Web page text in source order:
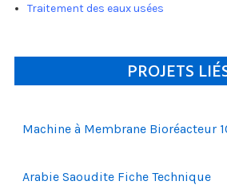
Traitement des eaux usées
PROJETS
Machine à Membrane Bioréacteur
Arabie Saoudite Fiche Technique